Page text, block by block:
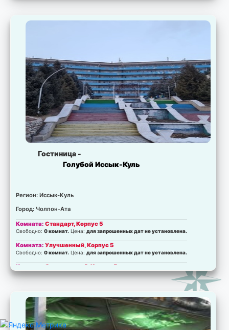
Гостиница -
Голубой Иссык-Куль
Регион: Иссык-Куль
Город: Чолпон-Ата
Комната:Стандарт, Корпус 5
Свободно:0 комнат. Цена:для запрошенных дат не установлена.
Комната:Улучшенный, Корпус 5
Свободно:0 комнат. Цена:для запрошенных дат не установлена.
Комната: Одноместный, Корпус 5
для запрошенных дат не установлена.
Свободно:0 комнат.Цена:для запрошенных дат не установлена.
Комната:Стандарт, Корпус 3
Свободно: 0 комнат.Цена:для запрошенных дат не установлена.